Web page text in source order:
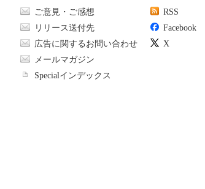
ご意見・ご感想
リリース送付先
広告に関するお問い合わせ
メールマガジン
Specialインデックス
RSS
Facebook
X